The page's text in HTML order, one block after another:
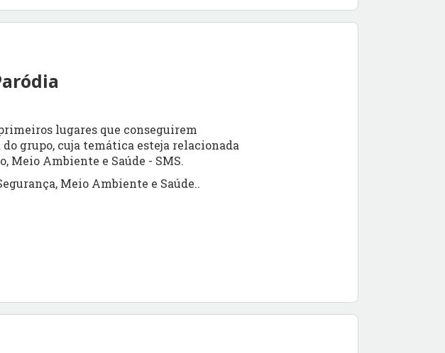
lugares que conseguirem
grupo, cuja temática esteja relacionada
Meio Ambiente e Saúde - SMS.
Meio Ambiente e Saúde..